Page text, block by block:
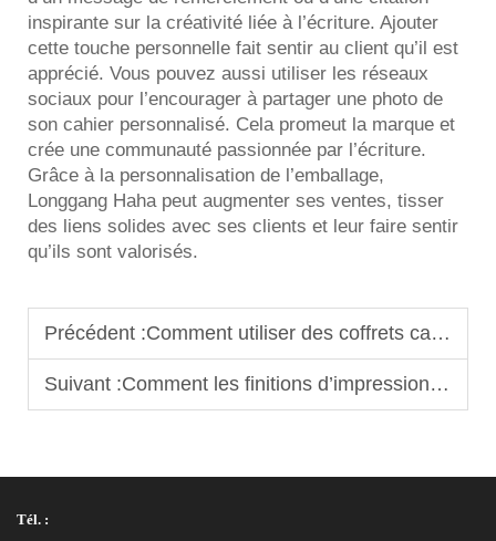
inspirante sur la créativité liée à l’écriture. Ajouter
cette touche personnelle fait sentir au client qu’il est
apprécié. Vous pouvez aussi utiliser les réseaux
sociaux pour l’encourager à partager une photo de
son cahier personnalisé. Cela promeut la marque et
crée une communauté passionnée par l’écriture.
Grâce à la personnalisation de l’emballage,
Longgang Haha peut augmenter ses ventes, tisser
des liens solides avec ses clients et leur faire sentir
qu’ils sont valorisés.
Précédent :Comment utiliser des coffrets cadeaux personnalisés pour se démarquer sur des marchés concurrentiels
Suivant :Comment les finitions d’impression des cartes influencent la qualité perçue et le professionnalisme
Tél. :